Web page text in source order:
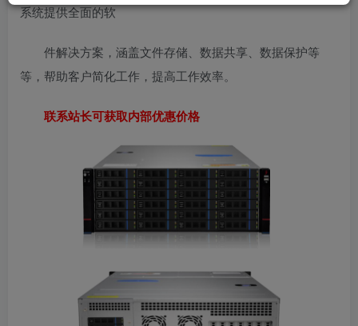
系统提供全面的软
件解决方案，涵盖文件存储、数据共享、数据保护等
等，帮助客户简化工作，提高工作效率。
联系站长可获取内部优惠价格